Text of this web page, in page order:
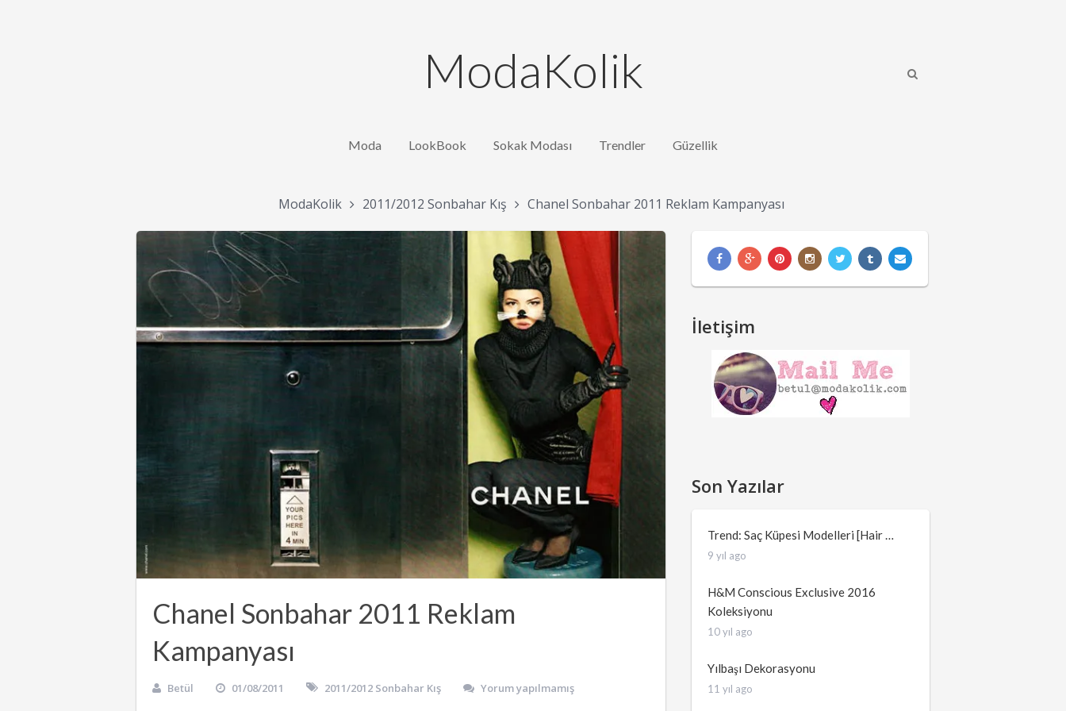
ModaKolik
Moda LookBook Sokak Modası Trendler Güzellik
ModaKolik 2011/2012 Sonbahar Kış Chanel Sonbahar 2011 Reklam Kampanyası
Chanel Sonbahar 2011 Reklam
Kampanyası
Betül 01/08/2011 2011/2012 Sonbahar Kış Yorum yapılmamış
İletişim
Son Yazılar
Trend: Saç Küpesi Modelleri [Hair …
9 yıl ago
H&M Conscious Exclusive 2016
Koleksiyonu
10 yıl ago
Yılbaşı Dekorasyonu
11 yıl ago